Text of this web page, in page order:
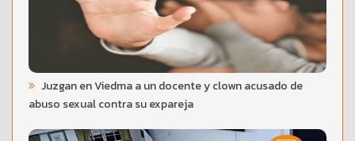
Juzgan en Viedma a un docente y clown acusado de
abuso sexual contra su expareja